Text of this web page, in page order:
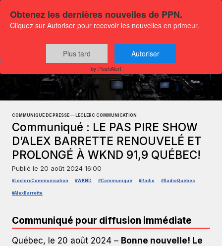
Communiqués
Culture et médias
COMMUNIQUÉ DE PRESSE — LECLERC COMMUNICATION
Communiqué : LE PAS PIRE SHOW
D’ALEX BARRETTE RENOUVELÉ ET
PROLONGÉ À WKND 91,9 QUÉBEC!
Publié le 20 août 2024 16:00
#LeclercCommunication #WKND #Communiqué #Radio #RadioQuébec
#AlexBarrette
Communiqué pour diffusion immédiate
Québec, le 20 août 2024 – Bonne nouvelle! Le
Obtenez les dernières nouvelles de PPN.
Cliquez sur Autoriser pour recevoir les nouvelles en primeur.
Plus tard Autoriser
by PushAlert